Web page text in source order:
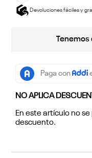
Devoluciones fáciles y
Tenemos
NO APLICA
En este artículo no
descuento.